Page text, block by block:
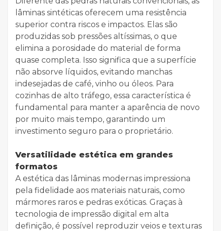
lâminas sintéticas oferecem uma resistência
superior contra riscos e impactos. Elas são
produzidas sob pressões altíssimas, o que
elimina a porosidade do material de forma
quase completa. Isso significa que a superfície
não absorve líquidos, evitando manchas
indesejadas de café, vinho ou óleos. Para
cozinhas de alto tráfego, essa característica é
fundamental para manter a aparência de novo
por muito mais tempo, garantindo um
investimento seguro para o proprietário.
Versatilidade estética em grandes
formatos
A estética das lâminas modernas impressiona
pela fidelidade aos materiais naturais, como
mármores raros e pedras exóticas. Graças à
tecnologia de impressão digital em alta
definição, é possível reproduzir veios e texturas